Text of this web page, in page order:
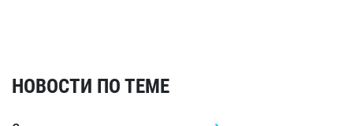
НОВОСТИ ПО ТЕМЕ